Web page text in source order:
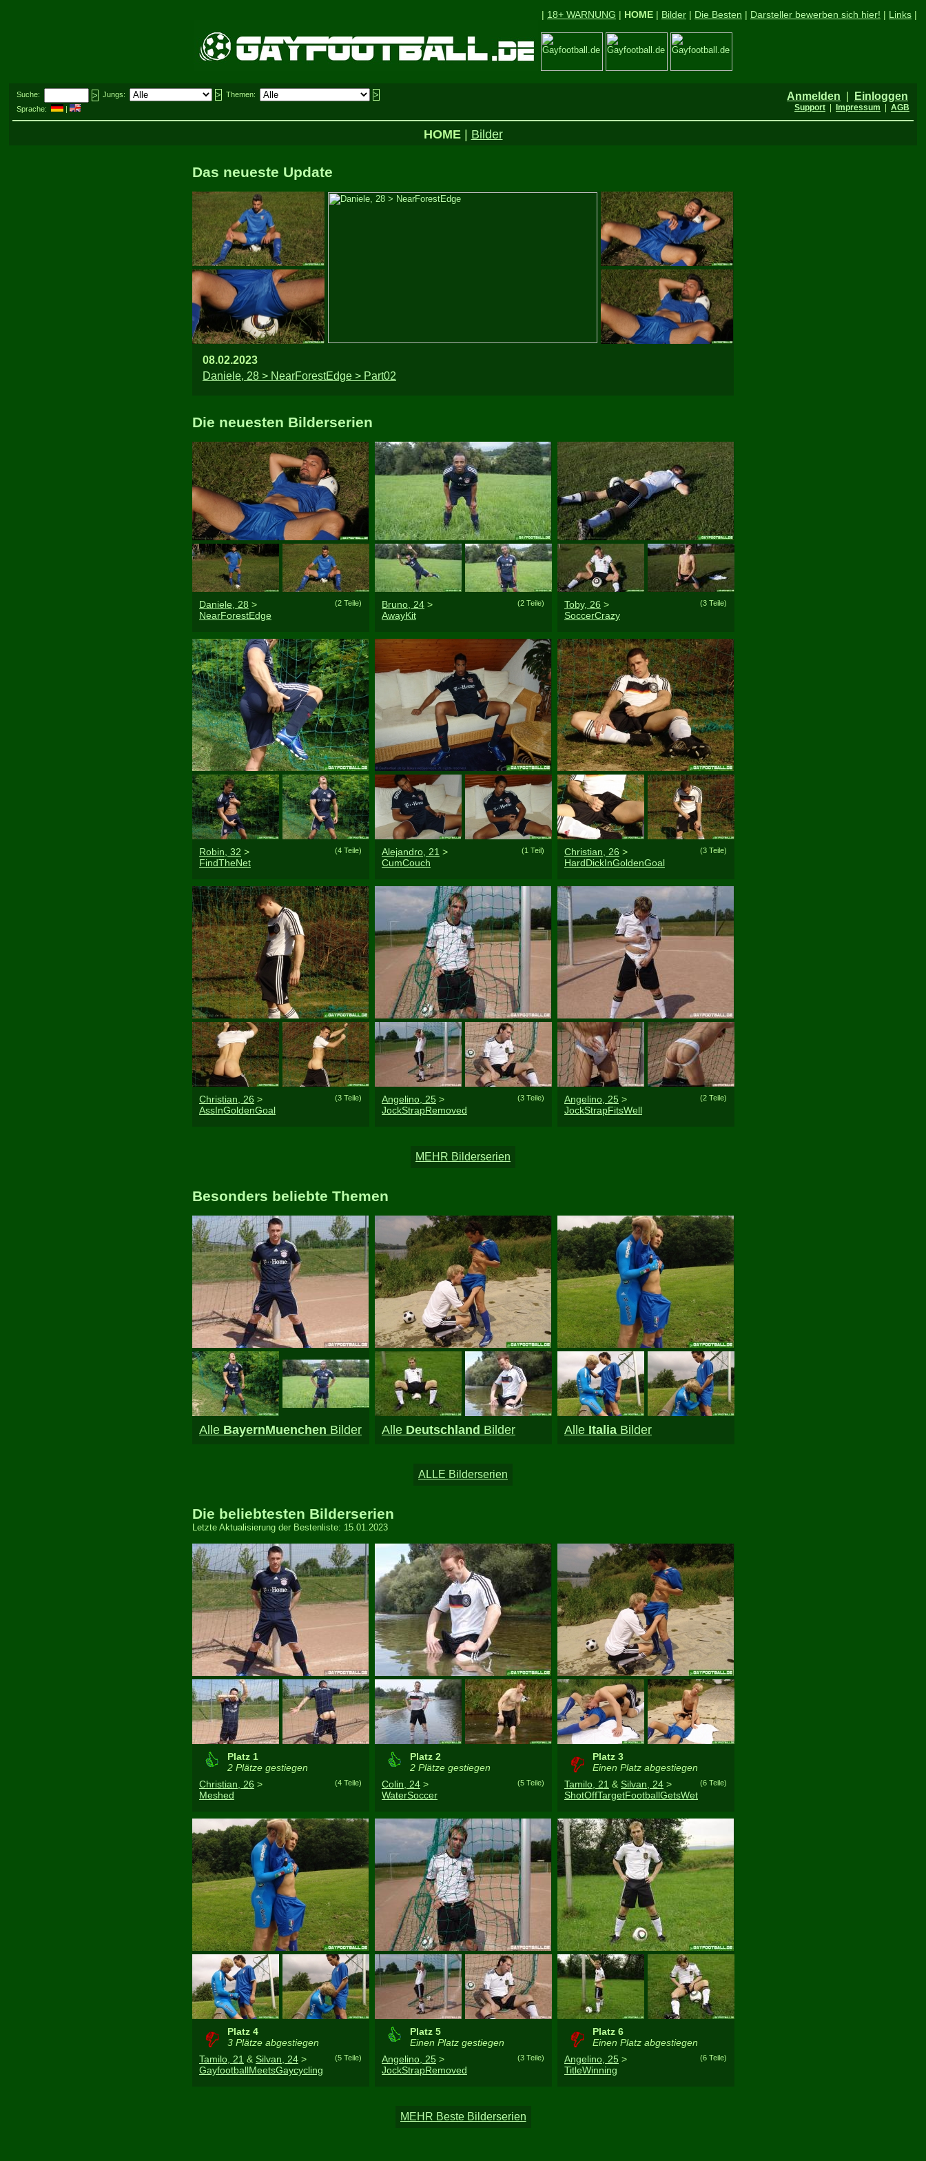
| 18+ WARNUNG | HOME | Bilder | Die Besten | Darsteller bewerben sich hier! | Links |
Suche: Jungs:
Themen:
Sprache:
|
Anmelden Einloggen
Support Impressum AGB
HOME| Bilder
Das neueste Update
08.02.2023
Daniele, 28 > NearForestEdge > Part02
Die neuesten Bilderserien
(2 Teile)
Daniele, 28 >
NearForestEdge
(4 Teile)
Robin, 32 >
FindTheNet
(3 Teile)
Christian, 26 >
AssInGoldenGoal
(3 Teile)
Toby, 26 >
SoccerCrazy
(3 Teile)
Christian, 26 >
HardDickInGoldenGoal
(2 Teile)
Angelino, 25 >
JockStrapFitsWell
(2 Teile)
Bruno, 24 >
AwayKit
(1 Teil)
Alejandro, 21 >
CumCouch
(3 Teile)
Angelino, 25 >
JockStrapRemoved
Besonders beliebte Themen
Alle BayernMuenchen Bilder Alle Italia Bilder
Alle Deutschland Bilder
Die beliebtesten Bilderserien
Letzte Aktualisierung der Bestenliste: 15.01.2023
Platz 1
2 Plätze gestiegen
(4 Teile)
Christian, 26 >
Meshed
Platz 4
3 Plätze abgestiegen
(5 Teile)
Tamilo, 21 & Silvan, 24 >
GayfootballMeetsGaycycling
Platz 3
Einen Platz abgestiegen
(6 Teile)
Tamilo, 21 & Silvan, 24 >
ShotOffTargetFootballGetsWet
Platz 6
Einen Platz abgestiegen
(6 Teile)
Angelino, 25 >
TitleWinning
Platz 2
2 Plätze gestiegen
(5 Teile)
Colin, 24 >
WaterSoccer
Platz 5
Einen Platz gestiegen
(3 Teile)
Angelino, 25 >
JockStrapRemoved